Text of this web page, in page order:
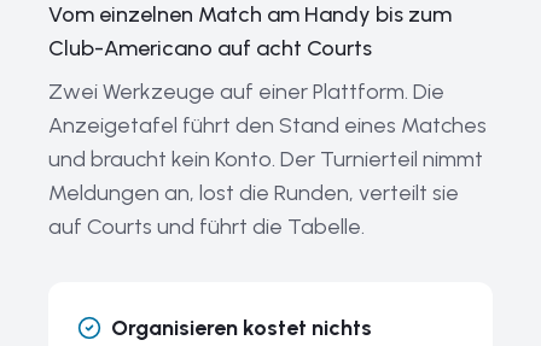
Wichtige Padel-Ausrüstung
Die Geschichte des Padel
Verwandte Leitfäden
Tools und Ressourcen
Vom einzelnen Match am Handy bis zum
Club-Americano auf acht Courts
Zwei Werkzeuge auf einer Plattform. Die
Anzeigetafel führt den Stand eines Matches
und braucht kein Konto. Der Turnierteil nimmt
Meldungen an, lost die Runden, verteilt sie
auf Courts und führt die Tabelle.
Organisieren kostet nichts